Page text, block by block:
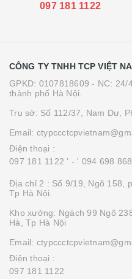
097 181 1122
CÔNG TY TNHH TCP VIỆT
GPKD: 0107818609 - NC:
thành phố Hà Nội.
Trụ sở: Số 112/37, Nam Dư,
Email:
Điện thoại :
097 181 1122 ' - ' 094 698
Địa chỉ 2 : Số 9/19, Ngõ 158,
Tp Hà Nội.
Kho xưởng: Ngách 99 Ngõ
Hà, Tp Hà Nội
Email:
Điện thoại :
097 181 1122